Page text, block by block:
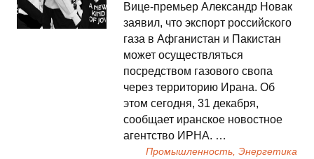
Вице-премьер Александр Новак
заявил, что экспорт российского
газа в Афганистан и Пакистан
может осуществляться
посредством газового свопа
через территорию Ирана. Об
этом сегодня, 31 декабря,
сообщает иранское новостное
агентство ИРНА. …
Промышленность, Энергетика